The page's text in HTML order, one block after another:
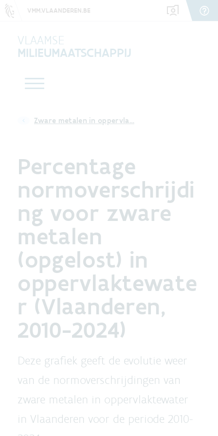
VMM.VLAANDEREN.BE
VLAAMSE
MILIEUMAATSCHAPPIJ
Zware metalen in oppervla…
Percentage
normoverschrijdi
ng voor zware
metalen
(opgelost) in
oppervlaktewate
r (Vlaanderen,
2010-2024)
Deze grafiek geeft de evolutie weer
van de normoverschrijdingen van
zware metalen in oppervlaktewater
in Vlaanderen voor de periode 2010-